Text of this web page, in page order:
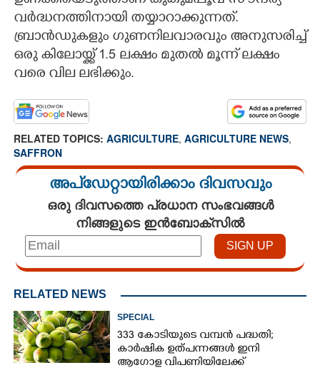
വർദ്ധനത്തിനായി തയ്യാറാക്കുന്നത്.
ബ്രാൻഡുകളും ഗുണനിലവാരവും അനുസരിച്ച്
ഒരു കിലോയ്ക്ക് 1.5 ലക്ഷം മുതൽ മൂന്ന് ലക്ഷം
വരെ വില ലഭിക്കും.
RELATED TOPICS: AGRICULTURE, AGRICULTURE NEWS,
SAFFRON
അപ്ഡേറ്റായിരിക്കാം ദിവസവും
ഒരു ദിവസത്തെ പ്രധാന സംഭവങ്ങൾ
നിങ്ങളുടെ ഇൻബോക്സിൽ
RELATED NEWS
SPECIAL
333 കോടിയുടെ വമ്പന്‍ പദ്ധതി;
കാര്‍ഷിക ഉത്പന്നങ്ങള്‍ ഇനി
ആഗോള വിപണിയിലേക്ക്